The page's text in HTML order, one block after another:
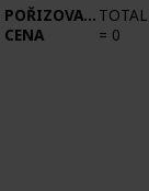
POŘIZOVACÍ
CENA
TOTAL
= 0